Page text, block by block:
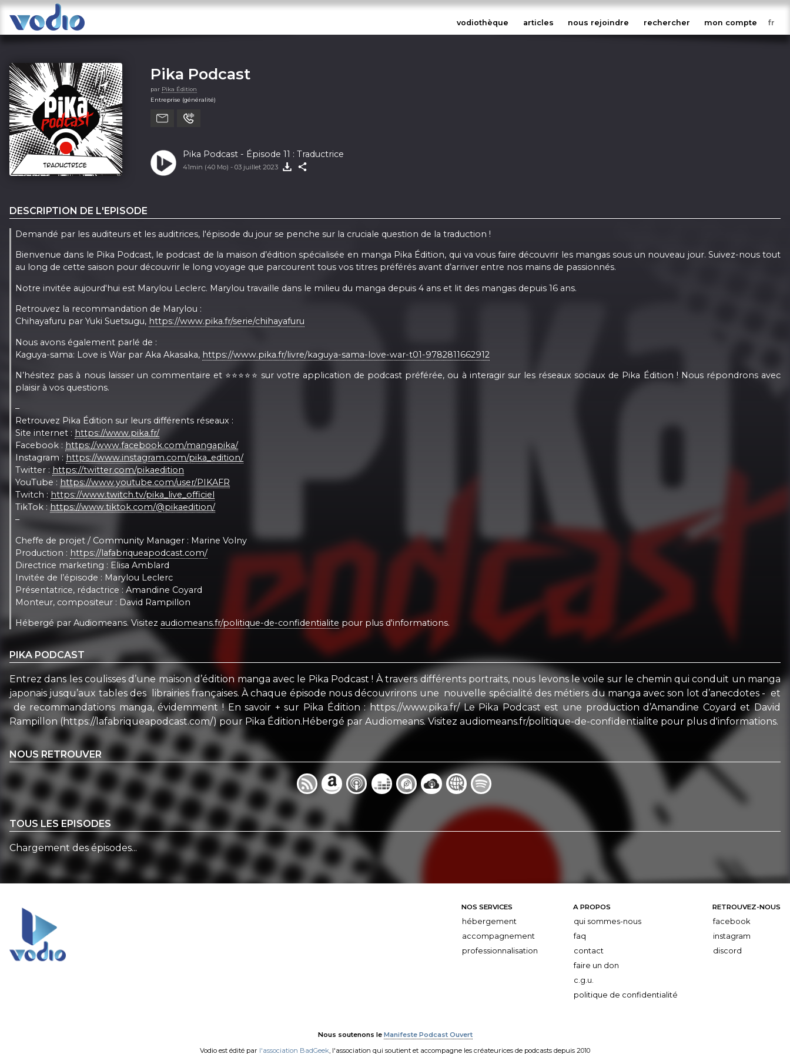
vodiothèque articles nous rejoindre rechercher mon compte
Pika Podcast
par Pika Édition
Entreprise (généralité)
Pika Podcast - Épisode 11 : Traductrice
41min (40 Mo) - 03 juillet 2023
DESCRIPTION DE L'EPISODE
Demandé par les auditeurs et les auditrices, l'épisode du jour se penche sur la cruciale question de la traduction !
Bienvenue dans le Pika Podcast, le podcast de la maison d’édition spécialisée en manga Pika Édition, qui va vous faire découvrir les mangas sous un nouveau jour. Suivez-nous tout
au long de cette saison pour découvrir le long voyage que parcourent tous vos titres préférés avant d’arriver entre nos mains de passionnés.
Notre invitée aujourd'hui est Marylou Leclerc. Marylou travaille dans le milieu du manga depuis 4 ans et lit des mangas depuis 16 ans.
Retrouvez la recommandation de Marylou :
Chihayafuru par Yuki Suetsugu, https://www.pika.fr/serie/chihayafuru
Nous avons également parlé de :
Kaguya-sama: Love is War par Aka Akasaka, https://www.pika.fr/livre/kaguya-sama-love-war-t01-9782811662912
N’hésitez pas à nous laisser un commentaire et ⭐⭐⭐⭐⭐ sur votre application de podcast préférée, ou à interagir sur les réseaux sociaux de Pika Édition ! Nous répondrons avec
plaisir à vos questions.
–
Retrouvez Pika Édition sur leurs différents réseaux :
Site internet : https://www.pika.fr/
Facebook : https://www.facebook.com/mangapika/
Instagram : https://www.instagram.com/pika_edition/
Twitter : https://twitter.com/pikaedition
YouTube : https://www.youtube.com/user/PIKAFR
Twitch : https://www.twitch.tv/pika_live_officiel
TikTok :https://www.tiktok.com/@pikaedition/
–
Cheffe de projet / Community Manager : Marine Volny
Production : https://lafabriqueapodcast.com/
Directrice marketing : Elisa Amblard
Invitée de l’épisode : Marylou Leclerc
Présentatrice, rédactrice : Amandine Coyard
Monteur, compositeur : David Rampillon
Hébergé par Audiomeans. Visitez audiomeans.fr/politique-de-confidentialite pour plus d'informations.
PIKA PODCAST
Entrez dans les coulisses d’une maison d’édition manga avec le Pika Podcast ! À travers différents portraits, nous levons le voile sur le chemin qui conduit un manga
japonais jusqu’aux tables des librairies françaises. À chaque épisode nous découvrirons une nouvelle spécialité des métiers du manga avec son lot d’anecdotes - et
de recommandations manga, évidemment ! En savoir + sur Pika Édition : https://www.pika.fr/ Le Pika Podcast est une production d’Amandine Coyard et David
Rampillon (https://lafabriqueapodcast.com/) pour Pika Édition.Hébergé par Audiomeans. Visitez audiomeans.fr/politique-de-confidentialite pour plus d'informations.
NOUS RETROUVER
TOUS LES EPISODES
Chargement des épisodes...
NOS SERVICES
hébergement
accompagnement
professionnalisation
A PROPOS
qui sommes-nous
faq
contact
faire un don
c.g.u.
politique de confidentialité
RETROUVEZ-NOUS
facebook
instagram
discord
Nous soutenons le Manifeste Podcast Ouvert
Vodio est édité par l'association BadGeek, l'association qui soutient et accompagne les créateurices de podcasts depuis 2010